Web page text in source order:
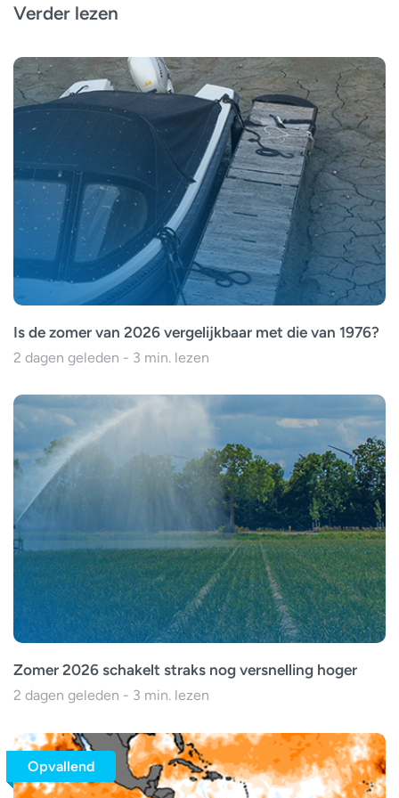
Verder lezen
Is de zomer van 2026 vergelijkbaar met die van 1976?
2 dagen geleden - 3 min. lezen
Zomer 2026 schakelt straks nog versnelling hoger
2 dagen geleden - 3 min. lezen
Opvallend